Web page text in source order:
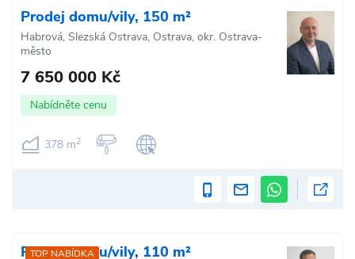
Prodej domu/vily, 150 m²
Habrová, Slezská Ostrava, Ostrava, okr. Ostrava-
město
7 650 000 Kč
Nabídněte cenu
378 m2
TOP NABÍDKA
Prodej domu/vily, 110 m²